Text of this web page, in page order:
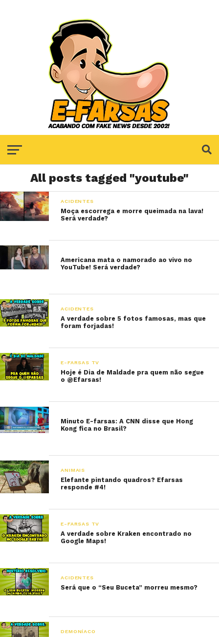
All posts tagged "youtube"
ACIDENTES
Moça escorrega e morre queimada na lava!
Será verdade?
Americana mata o namorado ao vivo no
YouTube! Será verdade?
ACIDENTES
A verdade sobre 5 fotos famosas, mas que
foram forjadas!
E-FARSAS TV
Hoje é Dia de Maldade pra quem não segue
o @Efarsas!
Minuto E-farsas: A CNN disse que Hong
Kong fica no Brasil?
ANIMAIS
Elefante pintando quadros? Efarsas
responde #4!
E-FARSAS TV
A verdade sobre Kraken encontrado no
Google Maps!
ACIDENTES
Será que o “Seu Buceta” morreu mesmo?
DEMONÍACO